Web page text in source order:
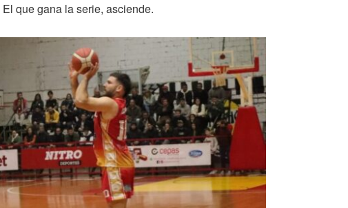
que gana la serie, asciende.